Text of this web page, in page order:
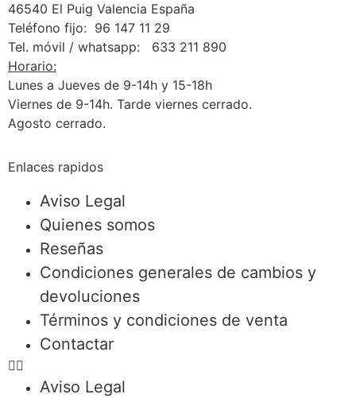
46540 El Puig Valencia España
Teléfono fijo: 96 147 11 29
Tel. móvil / whatsapp: 633 211 890
Horario:
Lunes a Jueves de 9-14h y 15-18h
Viernes de 9-14h. Tarde viernes cerrado.
Agosto cerrado.
Enlaces rapidos
Aviso Legal
Quienes somos
Reseñas
Condiciones generales de cambios y
devoluciones
Términos y condiciones de venta
Contactar
Aviso Legal